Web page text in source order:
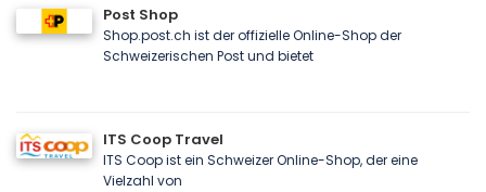
Post Shop
Shop.post.ch ist der offizielle Online-Shop der
Schweizerischen Post und bietet
ITS Coop Travel
ITS Coop ist ein Schweizer Online-Shop, der eine
Vielzahl von